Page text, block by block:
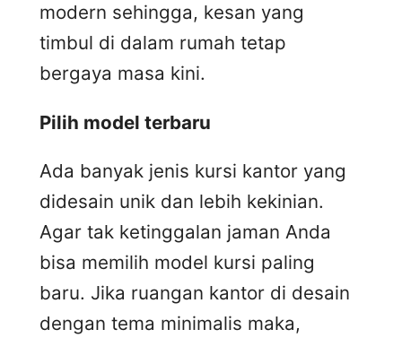
modern sehingga, kesan yang
timbul di dalam rumah tetap
bergaya masa kini.
Pilih model terbaru
Ada banyak jenis kursi kantor yang
didesain unik dan lebih kekinian.
Agar tak ketinggalan jaman Anda
bisa memilih model kursi paling
baru. Jika ruangan kantor di desain
dengan tema minimalis maka,